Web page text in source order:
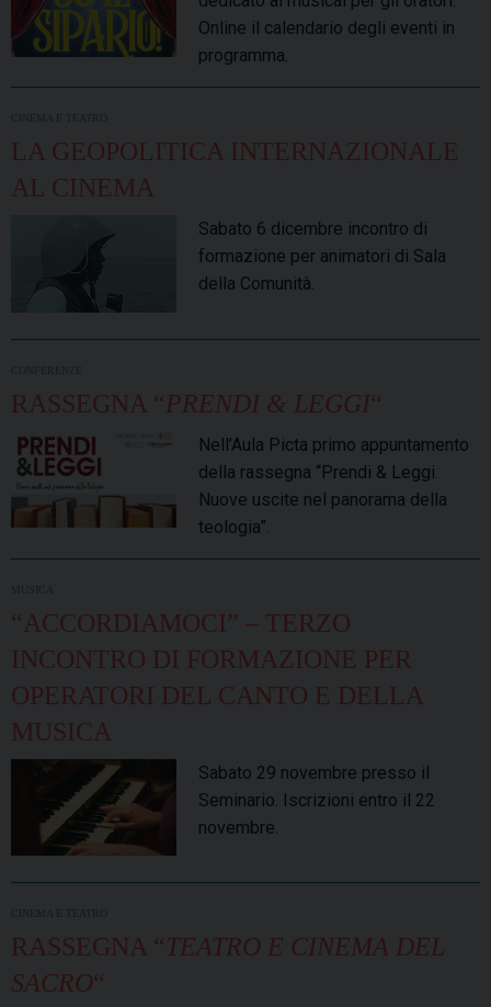
Online il calendario degli eventi in
programma.
LA GEOPOLITICA INTERNAZIONALE
AL CINEMA
Sabato 6 dicembre incontro di
formazione per animatori di Sala
della Comunità.
RASSEGNA “PRENDI & LEGGI“
Nell’Aula Picta primo appuntamento
della rassegna “Prendi & Leggi.
Nuove uscite nel panorama della
teologia”.
“ACCORDIAMOCI” – TERZO
INCONTRO DI FORMAZIONE PER
OPERATORI DEL CANTO E DELLA
MUSICA
Sabato 29 novembre presso il
Seminario. Iscrizioni entro il 22
novembre.
RASSEGNA “TEATRO E CINEMA DEL
SACRO“